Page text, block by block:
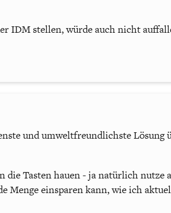
IDM stellen, würde auch nicht
und umweltfreundlichste Lösung
die Tasten hauen - ja natürlich
Menge einsparen kann, wie ich